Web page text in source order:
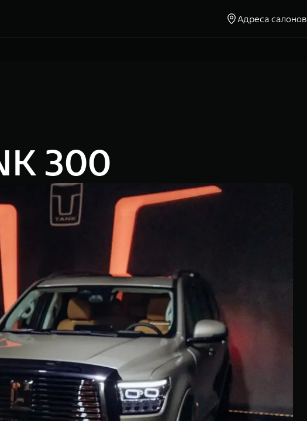
Адреса салонов
300